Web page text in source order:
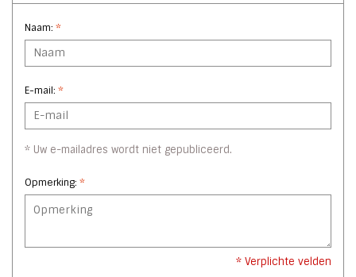
Naam: *
E-mail: *
* Uw e-mailadres wordt niet gepubliceerd.
Opmerking: *
* Verplichte velden